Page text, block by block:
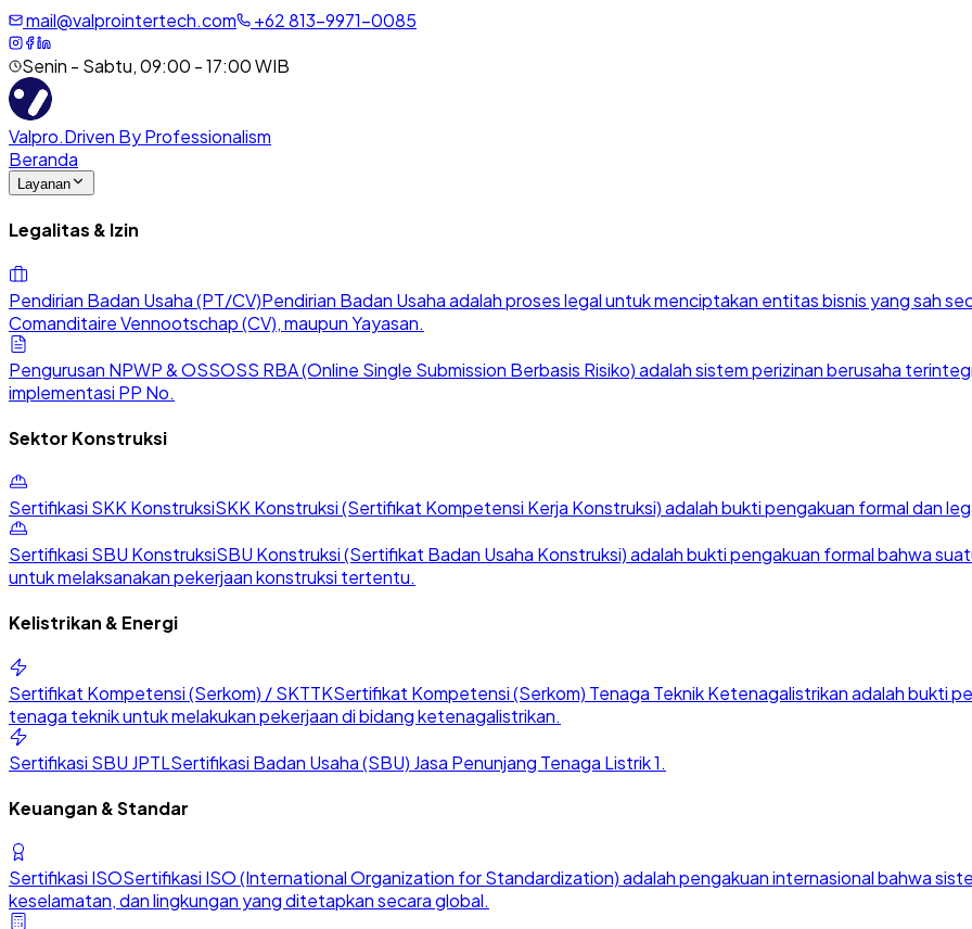
mail@valprointertech.com +62813-9971-0085
Senin - Sabtu, 09:00 - 17:00 WIB
Valpro.Driven By Professionalism
Beranda
Layanan
Legalitas & Izin
Pendirian Badan Usaha (PT/CV)Pendirian Badan Usaha adalah proses legal untuk menciptakan entitas bisnis yang sah
Comanditaire Vennootschap (CV), maupun Yayasan.
Pengurusan NPWP & OSSOSS RBA (Online Single Submission Berbasis Risiko) adalah sistem perizinan berusaha
implementasi PP No.
Sektor Konstruksi
Sertifikasi SKK KonstruksiSKK Konstruksi (Sertifikat Kompetensi Kerja Konstruksi) adalah bukti pengakuan formal dan
Sertifikasi SBU KonstruksiSBU Konstruksi (Sertifikat Badan Usaha Konstruksi) adalah bukti pengakuan formal bahwa
untuk melaksanakan pekerjaan konstruksi tertentu.
Kelistrikan & Energi
Sertifikat Kompetensi (Serkom) / SKTTKSertifikat Kompetensi (Serkom) Tenaga Teknik Ketenagalistrikan adalah bukti
tenaga teknik untuk melakukan pekerjaan di bidang ketenagalistrikan.
Sertifikasi SBU JPTLSertifikasi Badan Usaha (SBU) Jasa Penunjang Tenaga Listrik 1.
Keuangan & Standar
Sertifikasi ISOSertifikasi ISO (International Organization for Standardization) adalah pengakuan internasional bahwa
keselamatan, dan lingkungan yang ditetapkan secara global.